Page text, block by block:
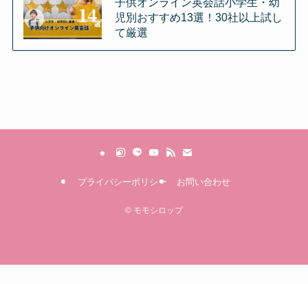
児別おすすめ13選！30社以上試し
て厳選
プライバシーポリシー お問い合わせ
© モモシロップ